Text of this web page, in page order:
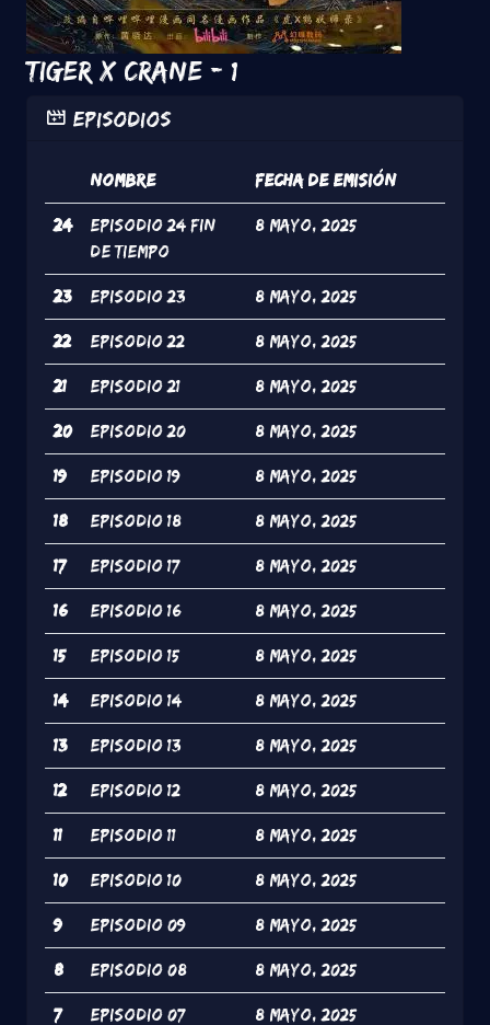
Tiger x Crane - 1
Episodios
Nombre Fecha de Emisión
24
Episodio 24 fin
de tiempo
8 Mayo, 2025
23 Episodio 23 8 Mayo, 2025
22 Episodio 22 8 Mayo, 2025
21 Episodio 21 8 Mayo, 2025
20 Episodio 20 8 Mayo, 2025
19 Episodio 19 8 Mayo, 2025
18 Episodio 18 8 Mayo, 2025
17 Episodio 17 8 Mayo, 2025
16 Episodio 16 8 Mayo, 2025
15 Episodio 15 8 Mayo, 2025
14 Episodio 14 8 Mayo, 2025
13 Episodio 13 8 Mayo, 2025
12 Episodio 12 8 Mayo, 2025
11 Episodio 11 8 Mayo, 2025
10 Episodio 10 8 Mayo, 2025
9 Episodio 09 8 Mayo, 2025
8 Episodio 08 8 Mayo, 2025
7 Episodio 07 8 Mayo, 2025